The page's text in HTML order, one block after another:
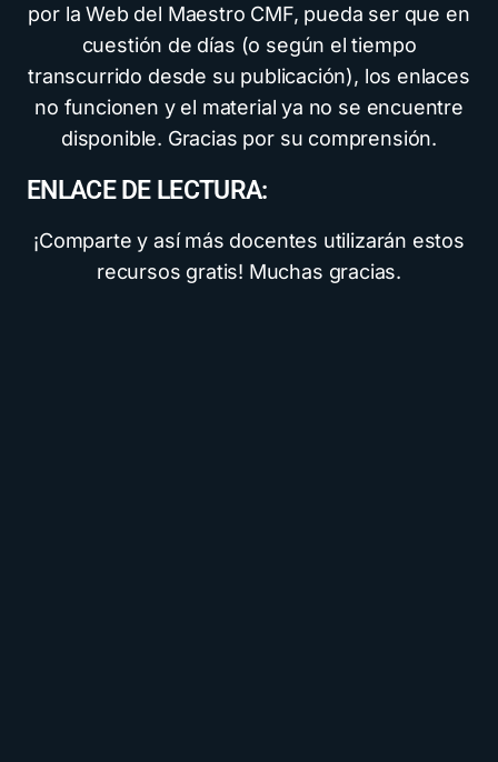
por la Web del Maestro CMF, pueda ser que en
cuestión de días (o según el tiempo
transcurrido desde su publicación), los enlaces
no funcionen y el material ya no se encuentre
disponible. Gracias por su comprensión.
ENLACE DE LECTURA:
¡Comparte y así más docentes utilizarán estos
recursos gratis! Muchas gracias.